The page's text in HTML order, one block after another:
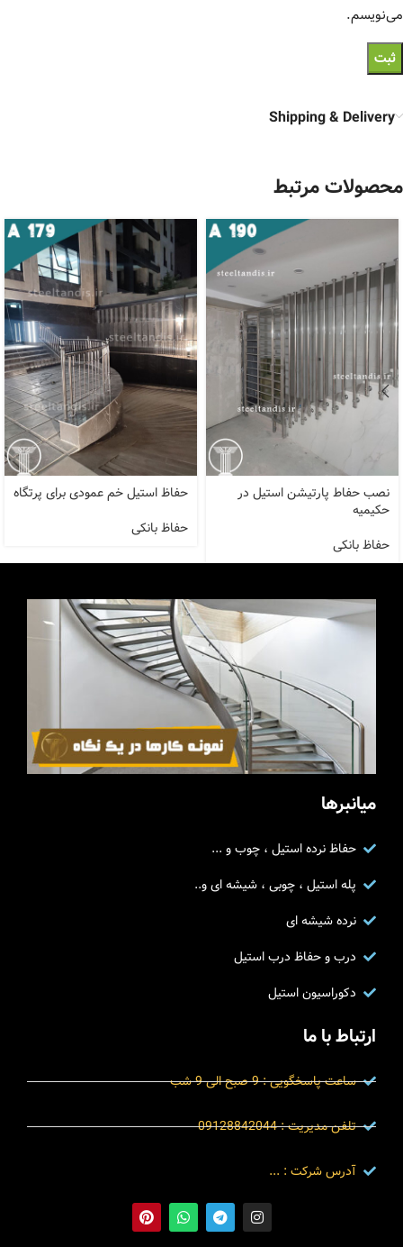
می‌نویسم.
Shipping & Delivery
محصولات مرتبط
نصب حفاط پارتیشن استیل در
حکیمیه
حفاظ بانکی
حفاظ استیل خم عمودی برای پرتگاه
حفاظ بانکی
میانبرها
حفاظ نرده استیل ، چوب و ...
پله استیل ، چوبی ، شیشه ای و..
نرده شیشه ای
درب و حفاظ درب استیل
دکوراسیون استیل
ارتباط با ما
ساعت پاسخگویی : 9 صبح الی 9 شب
تلفن مدیریت : 09128842044
آدرس شرکت : ...